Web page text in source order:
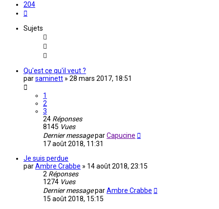
204
Sujets
Qu'est ce qu'il veut ?
parsaminett » 28 mars 2017, 18:51
1
2
3
24 Réponses
8145 Vues
Dernier messageparCapucine
17 août 2018, 11:31
Je suis perdue
parAmbre Crabbe » 14 août 2018, 23:15
2 Réponses
1274 Vues
Dernier messageparAmbre Crabbe
15 août 2018, 15:15